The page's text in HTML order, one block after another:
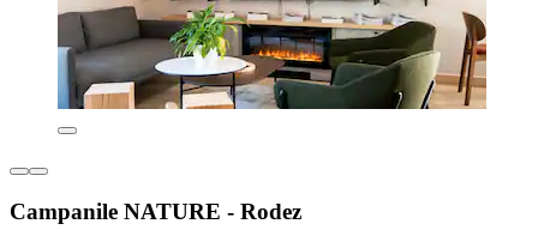
Campanile NATURE - Rodez